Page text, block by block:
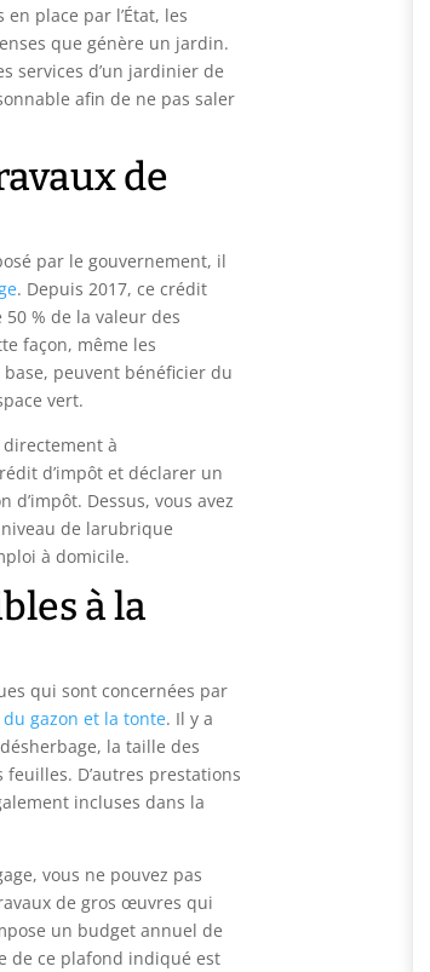
place par l’État, les
que génère un jardin.
services d’un jardinier de
afin de ne pas saler
de
par le gouvernement, il
. Depuis 2017, ce crédit
% de la valeur des
façon, même les
peuvent bénéficier du
vert.
directement à
d’impôt et déclarer un
Dessus, vous avez
niveau de larubrique
à domicile.
à la
qui sont concernées par
gazon et la tonte. Il y a
la taille des
feuilles. D’autres prestations
incluses dans la
vous ne pouvez pas
de gros œuvres qui
un budget annuel de
de ce plafond indiqué est